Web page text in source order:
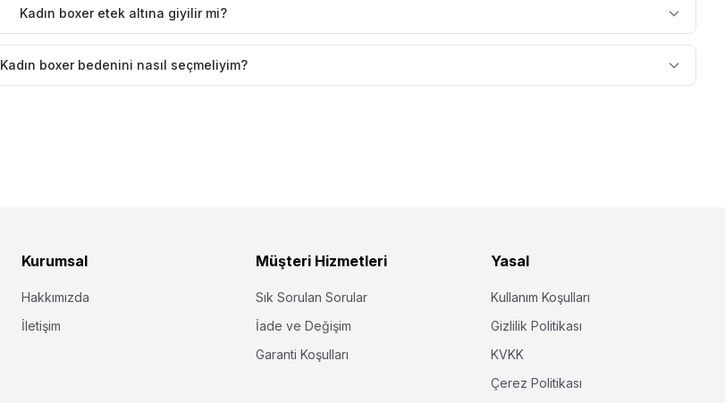
Kadın boxer etek altına giyilir mi?
Kadın boxer bedenini nasıl seçmeliyim?
Kurumsal
Hakkımızda
İletişim
Müşteri Hizmetleri
Sık Sorulan Sorular
İade ve Değişim
Garanti Koşulları
Yasal
Kullanım Koşulları
Gizlilik Politikası
KVKK
Çerez Politikası